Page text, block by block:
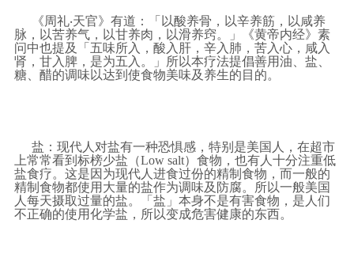
《周礼‧天官》有道：「以酸养骨，以辛养筋，以咸养
脉，以苦养气，以甘养肉，以滑养窍。」《黄帝内经》素
问中也提及「五味所入，酸入肝，辛入肺，苦入心，咸入
肾，甘入脾，是为五入。」所以本疗法提倡善用油、盐、
糖、醋的调味以达到使食物美味及养生的目的。
盐：现代人对盐有一种恐惧感，特别是美国人，在超市
上常常看到标榜少盐（Low salt）食物，也有人十分注重低
盐食疗。这是因为现代人进食过份的精制食物，而一般的
精制食物都使用大量的盐作为调味及防腐。所以一般美国
人每天摄取过量的盐。「盐」本身不是有害食物，是人们
不正确的使用化学盐，所以变成危害健康的东西。